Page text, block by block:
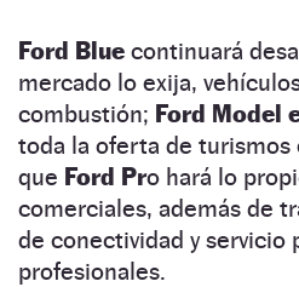
Ford Blue continuará
mercado lo exija,
combustión; Ford Model
toda la oferta de
que Ford Pro hará lo
comerciales, además de
de conectividad y servicio
profesionales.